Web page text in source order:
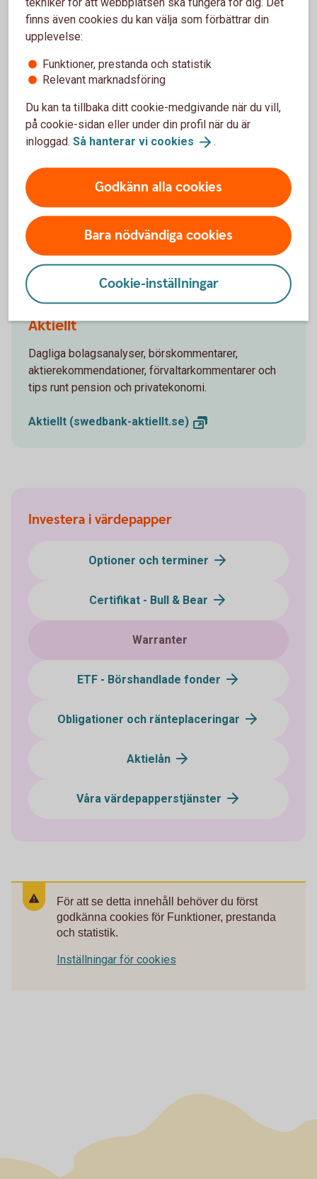
LEI – Legal Entity Identifier
Handlar ert företag med värdepapper eller andra
finansiella instrument?
Warrantskola
Här får du både grundläggande och mer fördjupad
information om warranter.
Warrantskolan
Aktiellt
Dagliga bolagsanalyser, börskommentarer,
aktierekommendationer, förvaltarkommentarer och
tips runt pension och privatekonomi.
Aktiellt (swedbank-aktiellt.se)
Investera i värdepapper
Optioner och terminer
Certifikat - Bull & Bear
Warranter
ETF - Börshandlade fonder
Obligationer och ränteplaceringar
Aktielån
Våra värdepapperstjänster
För att se detta innehåll behöver du först
godkänna cookies för Funktioner, prestanda
och statistik.
Inställningar för cookies
finns även cookies du kan välja som förbättrar din
upplevelse:
Funktioner, prestanda och statistik
Relevant marknadsföring
Du kan ta tillbaka ditt cookie-medgivande när du vill,
på cookie-sidan eller under din profil när du är
inloggad. Så hanterar vi cookies .
Godkänn alla cookies
Bara nödvändiga cookies
Cookie-inställningar